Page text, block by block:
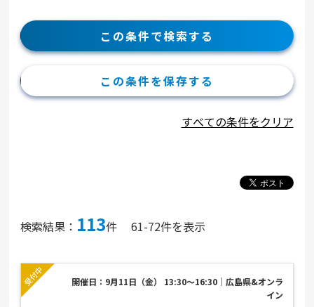
この条件で検索する
この条件を保存する
すべての条件をクリア
検索結果： 113件 61-72件を表示
開催日：9月11日（金） 13:30～16:30｜広島県&オンラ
イン